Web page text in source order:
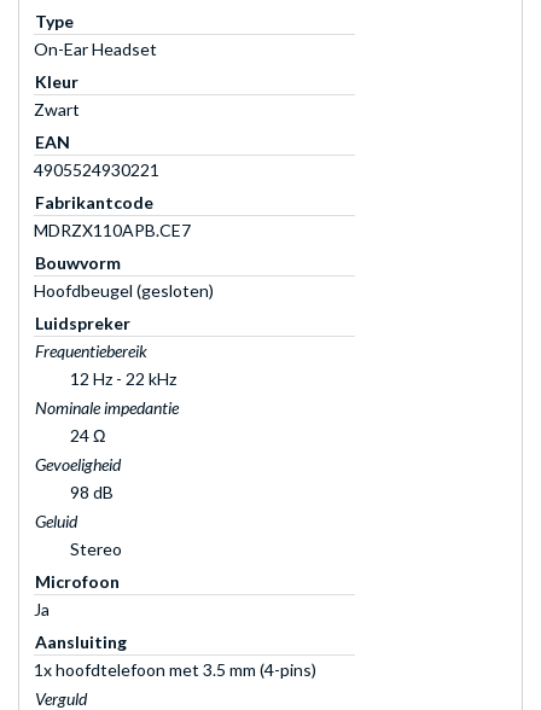
Type
On-Ear Headset
Kleur
Zwart
EAN
4905524930221
Fabrikantcode
MDRZX110APB.CE7
Bouwvorm
Hoofdbeugel (gesloten)
Luidspreker
Frequentiebereik
12 Hz - 22 kHz
Nominale impedantie
24 Ω
Gevoeligheid
98 dB
Geluid
Stereo
Microfoon
Ja
Aansluiting
1x hoofdtelefoon met 3.5 mm (4-pins)
Verguld